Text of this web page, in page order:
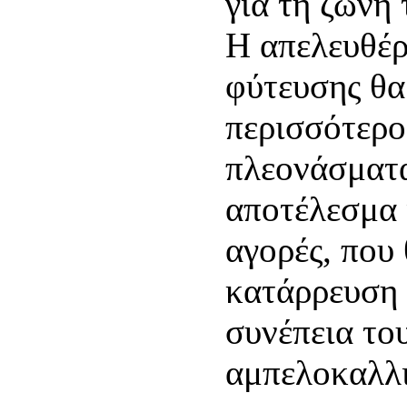
Η
φύτευσης
αποτέλεσμα
αγορές, που
κατάρρευση
συνέπεια